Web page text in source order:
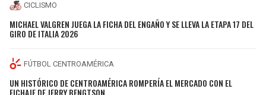
CICLISMO
MICHAEL VALGREN JUEGA LA FICHA DEL ENGAÑO Y SE LLEVA LA ETAPA 17 DEL
GIRO DE ITALIA 2026
FÚTBOL CENTROAMÉRICA
UN HISTÓRICO DE CENTROAMÉRICA ROMPERÍA EL MERCADO CON EL
FICHAJE DE JERRY BENGTSON